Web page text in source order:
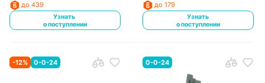
до 439
Узнать
о поступлении
до 179
Узнать
о поступлении
-12% 0-0-24 0-0-24